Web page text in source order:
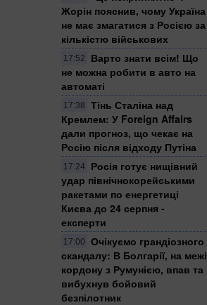
Жорін пояснив, чому Україна
не має змагатися з Росією за
кількістю військових
17:52
Варто знати всім! Що
не можна робити в авто на
автоматі
17:38
Тінь Сталіна над
Кремлем: У Foreign Affairs
дали прогноз, що чекає на
Росію після відходу Путіна
17:24
Росія готує нищівний
удар північнокорейськими
ракетами по енергетиці
Києва до 24 серпня -
експерти
17:00
Очікуємо грандіозного
скандалу: В Болгарії, на межі
кордону з Румунією, впав та
вибухнув бойовий
безпілотник